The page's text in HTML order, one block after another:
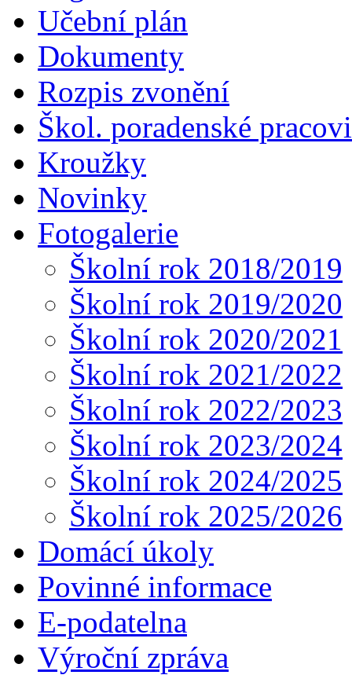
Učební plán
Dokumenty
Rozpis zvonění
Škol. poradenské
Kroužky
Novinky
Fotogalerie
Školní rok 2018/2019
Školní rok 2019/2020
Školní rok 2020/2021
Školní rok 2021/2022
Školní rok 2022/2023
Školní rok 2023/2024
Školní rok 2024/2025
Školní rok 2025/2026
Domácí úkoly
Povinné informace
E-podatelna
Výroční zpráva